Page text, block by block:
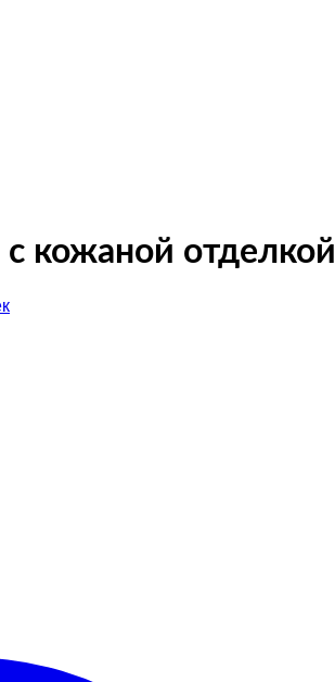
кожаной отделкой